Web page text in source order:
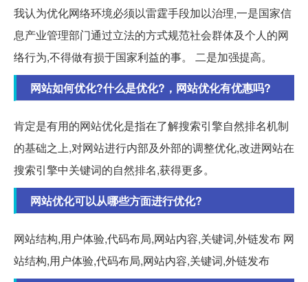
我认为优化网络环境必须以雷霆手段加以治理,一是国家信
息产业管理部门通过立法的方式规范社会群体及个人的网
络行为,不得做有损于国家利益的事。 二是加强提高。
网站如何优化?什么是优化?，网站优化有优惠吗?
肯定是有用的网站优化是指在了解搜索引擎自然排名机制
的基础之上,对网站进行内部及外部的调整优化,改进网站在
搜索引擎中关键词的自然排名,获得更多。
网站优化可以从哪些方面进行优化?
网站结构,用户体验,代码布局,网站内容,关键词,外链发布 网
站结构,用户体验,代码布局,网站内容,关键词,外链发布